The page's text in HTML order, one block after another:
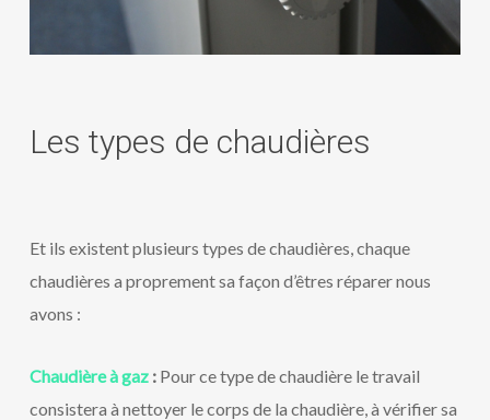
Les types de chaudières
Et ils existent plusieurs types de chaudières, chaque
chaudières a proprement sa façon d’êtres réparer nous
avons :
Chaudière à gaz: Pour ce type de chaudière le travail
consistera à nettoyer le corps de la chaudière, à vérifier sa